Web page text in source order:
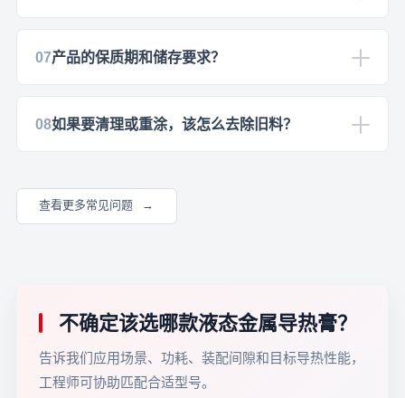
07产品的保质期和储存要求？
08如果要清理或重涂，该怎么去除旧料？
查看更多常见问题
不确定该选哪款液态金属导热膏？
告诉我们应用场景、功耗、装配间隙和目标导热性能，
工程师可协助匹配合适型号。